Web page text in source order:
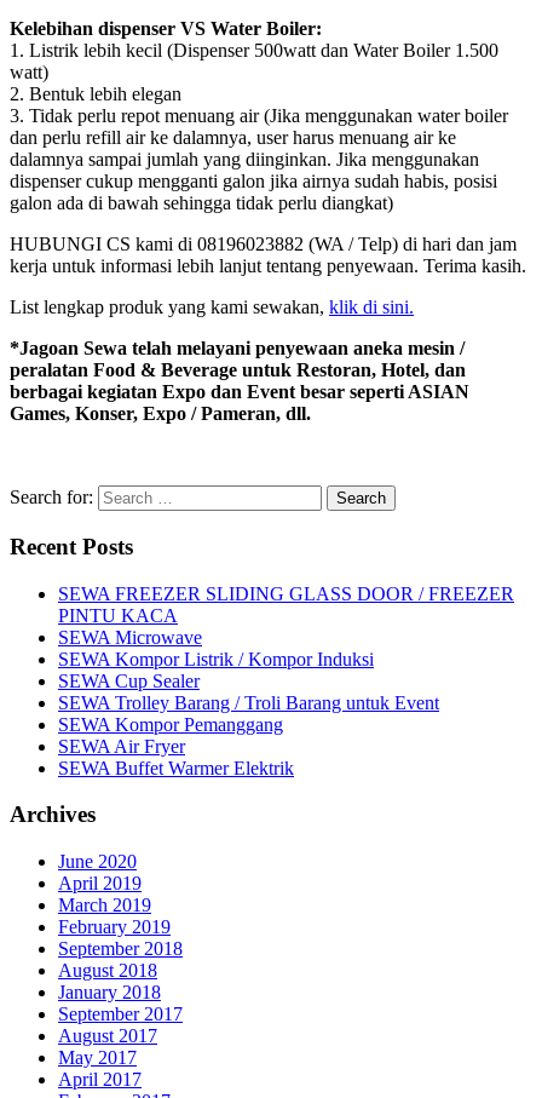
Kelebihan dispenser VS Water Boiler:
1. Listrik lebih kecil (Dispenser 500watt dan Water Boiler 1.500
watt)
2. Bentuk lebih elegan
3. Tidak perlu repot menuang air (Jika menggunakan water boiler
dan perlu refill air ke dalamnya, user harus menuang air ke
dalamnya sampai jumlah yang diinginkan. Jika menggunakan
dispenser cukup mengganti galon jika airnya sudah habis, posisi
galon ada di bawah sehingga tidak perlu diangkat)
HUBUNGI CS kami di 08196023882 (WA / Telp) di hari dan jam
kerja untuk informasi lebih lanjut tentang penyewaan. Terima kasih.
List lengkap produk yang kami sewakan, klik di sini.
*Jagoan Sewa telah melayani penyewaan aneka mesin /
peralatan Food & Beverage untuk Restoran, Hotel, dan
berbagai kegiatan Expo dan Event besar seperti ASIAN
Games, Konser, Expo / Pameran, dll.
Search for:
Recent Posts
SEWA FREEZER SLIDING GLASS DOOR / FREEZER
PINTU KACA
SEWA Microwave
SEWA Kompor Listrik / Kompor Induksi
SEWA Cup Sealer
SEWA Trolley Barang / Troli Barang untuk Event
SEWA Kompor Pemanggang
SEWA Air Fryer
SEWA Buffet Warmer Elektrik
Archives
June 2020
April 2019
March 2019
February 2019
September 2018
August 2018
January 2018
September 2017
August 2017
May 2017
April 2017